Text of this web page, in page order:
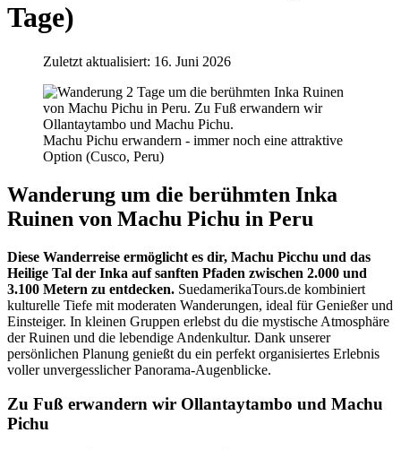
Tage)
Zuletzt aktualisiert: 16. Juni 2026
Machu Pichu erwandern - immer noch eine attraktive
Option (Cusco, Peru)
Wanderung um die berühmten Inka
Ruinen von Machu Pichu in Peru
Diese Wanderreise ermöglicht es dir, Machu Picchu und das
Heilige Tal der Inka auf sanften Pfaden zwischen 2.000 und
3.100 Metern zu entdecken. SuedamerikaTours.de kombiniert
kulturelle Tiefe mit moderaten Wanderungen, ideal für Genießer und
Einsteiger. In kleinen Gruppen erlebst du die mystische Atmosphäre
der Ruinen und die lebendige Andenkultur. Dank unserer
persönlichen Planung genießt du ein perfekt organisiertes Erlebnis
voller unvergesslicher Panorama-Augenblicke.
Zu Fuß erwandern wir Ollantaytambo und Machu
Pichu